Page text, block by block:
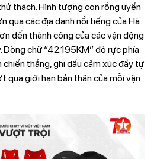
thách. Hình tượng con rồng uyển
qua các địa danh nổi tiếng của Hà
đến thành công của các vận động
chữ “42.195KM” đỏ rực phía
chiến thắng, ghi dấu cảm xúc đầy tự
qua giới hạn bản thân của mỗi vận